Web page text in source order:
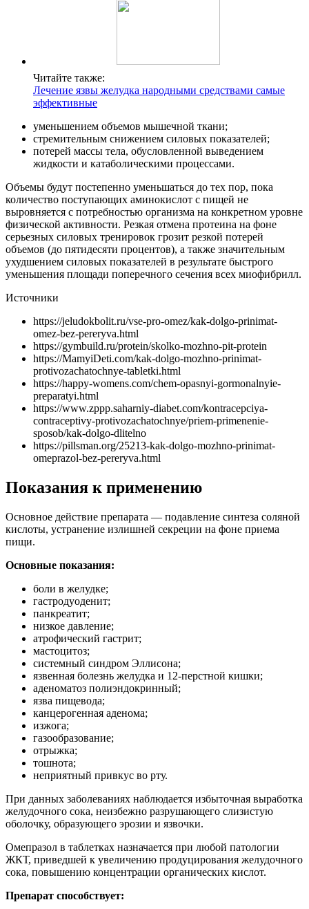
Читайте также:
Лечение язвы желудка народными средствами самые
эффективные
уменьшением объемов мышечной ткани;
стремительным снижением силовых показателей;
потерей массы тела, обусловленной выведением
жидкости и катаболическими процессами.
Объемы будут постепенно уменьшаться до тех пор, пока
количество поступающих аминокислот с пищей не
выровняется с потребностью организма на конкретном уровне
физической активности. Резкая отмена протеина на фоне
серьезных силовых тренировок грозит резкой потерей
объемов (до пятидесяти процентов), а также значительным
ухудшением силовых показателей в результате быстрого
уменьшения площади поперечного сечения всех миофибрилл.
Источники
https://jeludokbolit.ru/vse-pro-omez/kak-dolgo-prinimat-
omez-bez-pereryva.html
https://gymbuild.ru/protein/skolko-mozhno-pit-protein
https://MamyiDeti.com/kak-dolgo-mozhno-prinimat-
protivozachatochnye-tabletki.html
https://happy-womens.com/chem-opasnyi-gormonalnyie-
preparatyi.html
https://www.zppp.saharniy-diabet.com/kontracepciya-
contraceptivy-protivozachatochnye/priem-primenenie-
sposob/kak-dolgo-dlitelno
https://pillsman.org/25213-kak-dolgo-mozhno-prinimat-
omeprazol-bez-pereryva.html
Показания к применению
Основное действие препарата — подавление синтеза соляной
кислоты, устранение излишней секреции на фоне приема
пищи.
Основные показания:
боли в желудке;
гастродуоденит;
панкреатит;
низкое давление;
атрофический гастрит;
мастоцитоз;
системный синдром Эллисона;
язвенная болезнь желудка и 12-перстной кишки;
аденоматоз полиэндокринный;
язва пищевода;
канцерогенная аденома;
изжога;
газообразование;
отрыжка;
тошнота;
неприятный привкус во рту.
При данных заболеваниях наблюдается избыточная выработка
желудочного сока, неизбежно разрушающего слизистую
оболочку, образующего эрозии и язвочки.
Омепразол в таблетках назначается при любой патологии
ЖКТ, приведшей к увеличению продуцирования желудочного
сока, повышению концентрации органических кислот.
Препарат способствует: